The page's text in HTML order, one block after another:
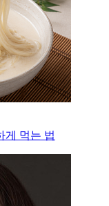
게 먹는 법